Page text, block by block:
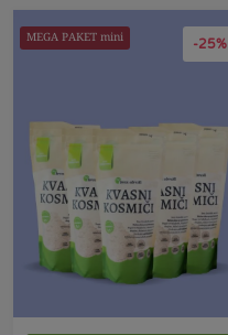
-25%
MEGA PAKET mini